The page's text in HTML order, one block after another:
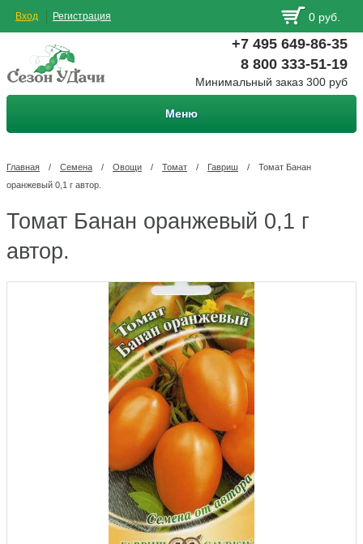
Вход Регистрация 0 руб.
+7 495 649-86-35
8 800 333-51-19
Минимальный заказ 300 руб
Меню
Главная / Семена / Овощи / Томат / Гавриш /
Томат Банан
оранжевый 0,1 г автор.
Томат Банан оранжевый 0,1 г
автор.